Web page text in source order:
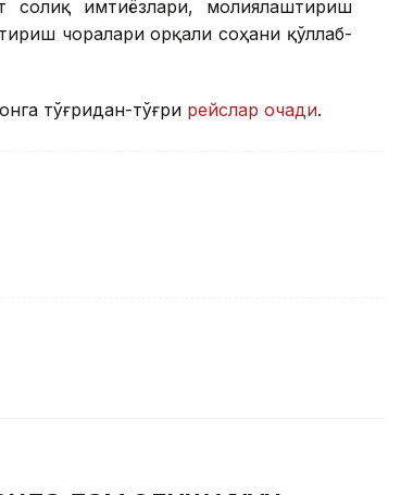
солиқ имтиёзлари, молиялаштириш
чоралари орқали соҳани қўллаб-
тўғридан-тўғри рейслар очади.